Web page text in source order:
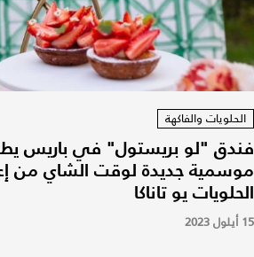
الحلويات والفاكهة
فندق "لو بريستول" في باريس
موسمية جديدة لوقت الشاي من
الحلويات يو تاناكا
15 أيلول 2023